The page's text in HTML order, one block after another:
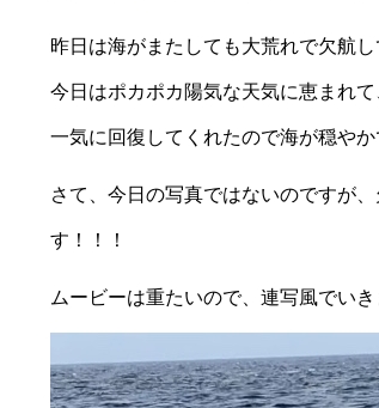
昨日は海がまたしても大荒れで欠航し
今日はポカポカ陽気な天気に恵まれ
一気に回復してくれたので海が穏や
さて、今日の写真ではないのですが
す！！！
ムービーは重たいので、連写風でい